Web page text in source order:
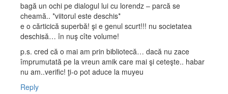
bagă un ochi pe dialogul lui cu lorendz – parcă se
cheamă.. *viitorul este deschis*
e o cărticică superbă! şi e genul scurt!!! nu societatea
deschisă… în nuş cîte volume!
p.s. cred că o mai am prin bibliotecă… dacă nu zace
împrumutată pe la vreun amik care mai şi ceteşte.. habar
nu am..verific! ţi-o pot aduce la muyeu
Reply